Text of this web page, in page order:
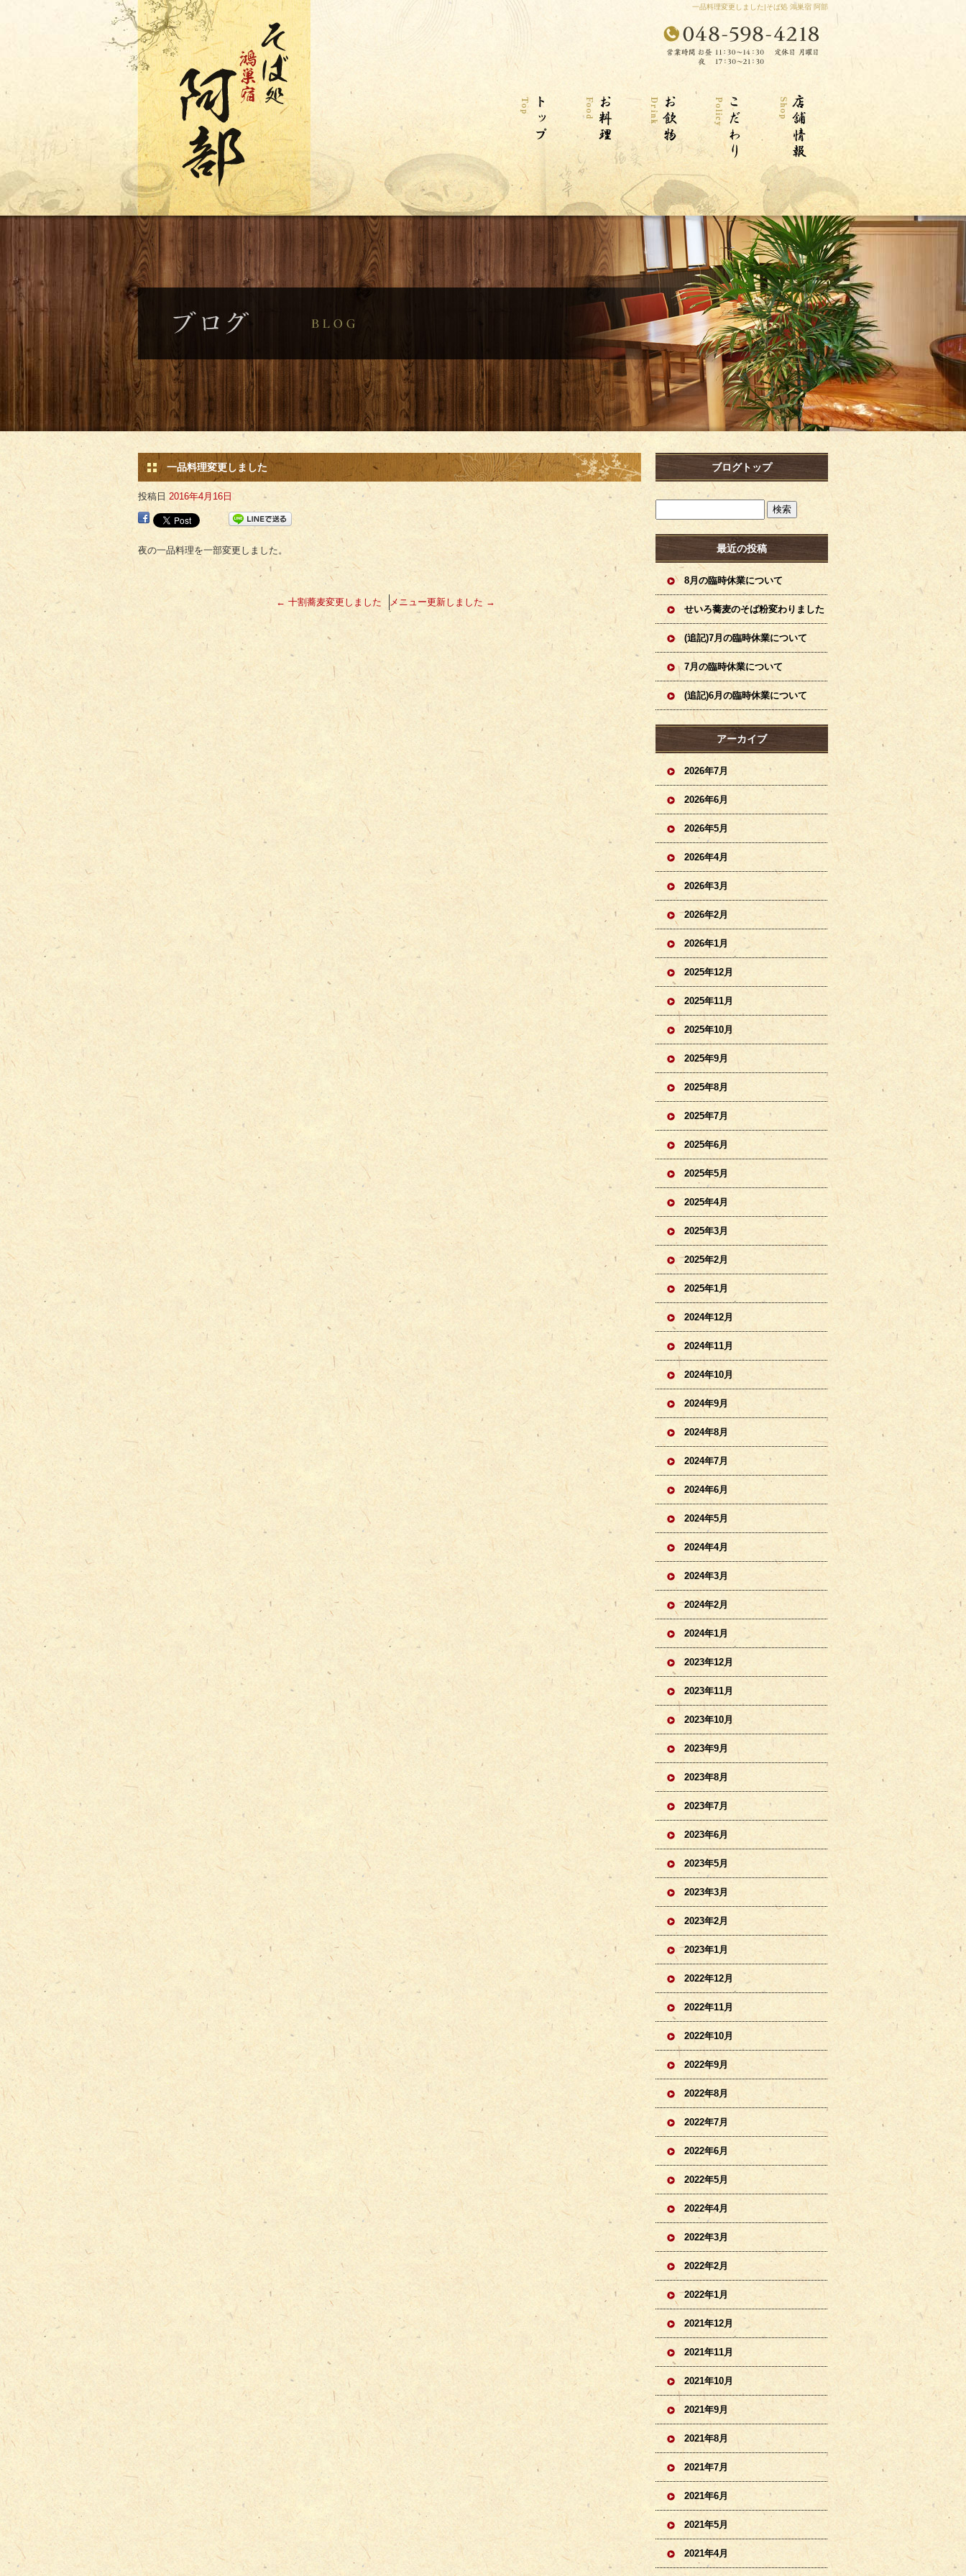
一品料理変更しました|そば処 鴻巣宿 阿部
一品料理変更しました
投稿日 2016年4月16日
夜の一品料理を一部変更しました。
← 十割蕎麦変更しました メニュー更新しました →
ブログトップ
最近の投稿
8月の臨時休業について
せいろ蕎麦のそば粉変わりました
(追記)7月の臨時休業について
7月の臨時休業について
(追記)6月の臨時休業について
アーカイブ
2026年7月
2026年6月
2026年5月
2026年4月
2026年3月
2026年2月
2026年1月
2025年12月
2025年11月
2025年10月
2025年9月
2025年8月
2025年7月
2025年6月
2025年5月
2025年4月
2025年3月
2025年2月
2025年1月
2024年12月
2024年11月
2024年10月
2024年9月
2024年8月
2024年7月
2024年6月
2024年5月
2024年4月
2024年3月
2024年2月
2024年1月
2023年12月
2023年11月
2023年10月
2023年9月
2023年8月
2023年7月
2023年6月
2023年5月
2023年3月
2023年2月
2023年1月
2022年12月
2022年11月
2022年10月
2022年9月
2022年8月
2022年7月
2022年6月
2022年5月
2022年4月
2022年3月
2022年2月
2022年1月
2021年12月
2021年11月
2021年10月
2021年9月
2021年8月
2021年7月
2021年6月
2021年5月
2021年4月